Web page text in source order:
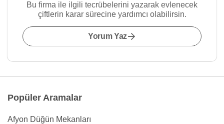
Bu firma ile ilgili tecrübelerini yazarak evlenecek
çiftlerin karar sürecine yardımcı olabilirsin.
Yorum Yaz
Popüler Aramalar
Afyon Düğün Mekanları